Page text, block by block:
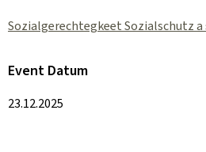
Sozialgerechtegkeet Sozialschutz a
Event Datum
23.12.2025